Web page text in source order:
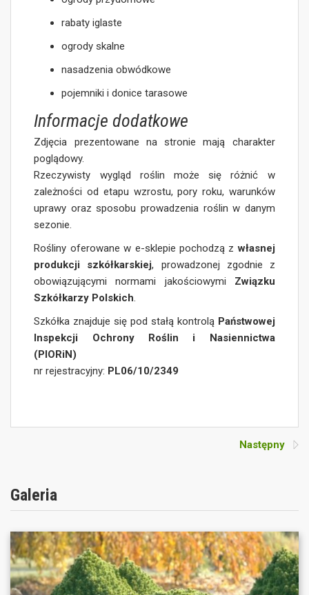
rabaty iglaste
ogrody skalne
nasadzenia obwódkowe
pojemniki i donice tarasowe
Informacje dodatkowe
Zdjęcia prezentowane na stronie mają charakter
poglądowy.
Rzeczywisty wygląd roślin może się różnić w
zależności od etapu wzrostu, pory roku, warunków
uprawy oraz sposobu prowadzenia roślin w danym
sezonie.
Rośliny oferowane w e-sklepie pochodzą zwłasnej
produkcji szkółkarskiej, prowadzonej zgodnie z
obowiązującymi normami jakościowymi Związku
Szkółkarzy Polskich
Szkółka znajduje się pod stałą kontrolą Państwowej
Inspekcji Ochrony Roślin i Nasiennictwa
(PIORiN)
nr rejestracyjny: PL06/10/2349
Następny
Galeria